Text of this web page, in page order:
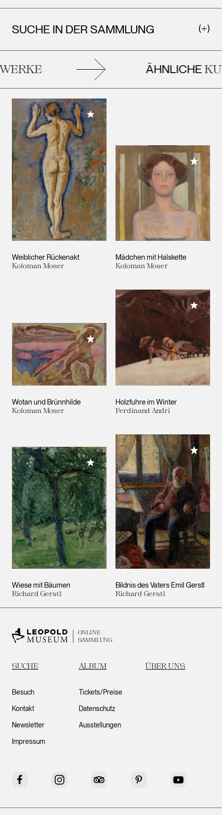
SUCHE IN DER SAMMLUNG
ÄHNLICHE
Weiblicher Rückenakt
Koloman Moser
Meiner Sammlung hinzufügen
Mädchen mit Halskette
Koloman Moser
Meiner
Wotan und Brünnhilde
Koloman Moser
Meiner Sammlung hinzufügen
Holzfuhre im Winter
Ferdinand Andri
Meiner
Wiese mit Bäumen
Richard Gerstl
Meiner Sammlung hinzufügen
Bildnis des Vaters Emil Gerstl
Richard Gerstl
Meiner
ONLINE
SAMMLUNG
SUCHE ALBUM ÜBER UNS
Besuch
Kontakt
Newsletter
Impressum
Tickets/Preise
Datenschutz
Ausstellungen
Facebook Instagram Tripadvisor Pinterest YouTube